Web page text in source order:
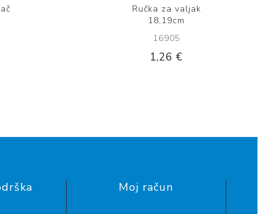
Ručka za valjak
18,19cm
16905
1,26 €
Moj račun